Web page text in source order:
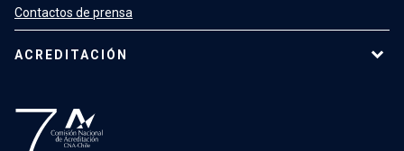
Contactos de prensa
ACREDITACIÓN